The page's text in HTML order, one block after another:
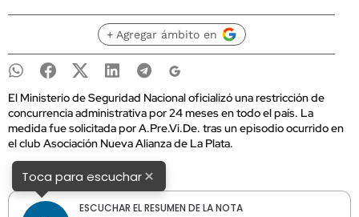
+ Agregar ámbito en
El Ministerio de Seguridad Nacional oficializó una restricción de
concurrencia administrativa por 24 meses en todo el país. La
medida fue solicitada por A.Pre.Vi.De. tras un episodio ocurrido en
el club Asociación Nueva Alianza de La Plata.
Toca para escuchar×
ESCUCHAR EL RESUMEN DE LA NOTA